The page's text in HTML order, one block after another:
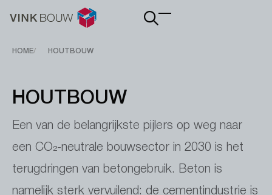
Main
Breadcrumb
HOME HOUTBOUW
HOUTBOUW
Een van de belangrijkste pijlers op weg naar
een CO₂-neutrale bouwsector in 2030 is het
terugdringen van betongebruik. Beton is
namelijk sterk vervuilend: de cementindustrie is